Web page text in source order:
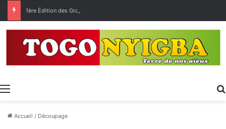
Menu
Accueil / Découpage